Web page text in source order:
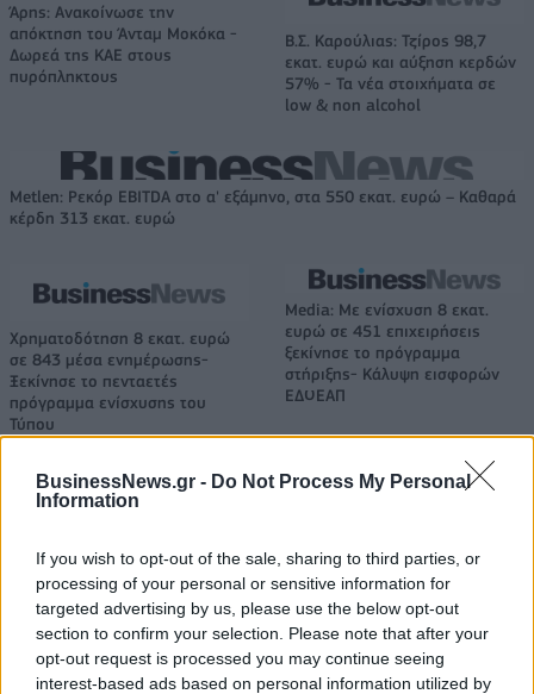
BusinessNews.gr - Do Not Process My Personal
Information
If you wish to opt-out of the sale, sharing to third parties, or
processing of your personal or sensitive information for
targeted advertising by us, please use the below opt-out
section to confirm your selection. Please note that after your
opt-out request is processed you may continue seeing
interest-based ads based on personal information utilized by
Άρης: Ανακοίνωσε την
απόκτηση του Άνταμ Μοκόκα -
Δωρεά της ΚΑΕ στους
πυρόπληκτους
Β.Σ. Καρούλιας: Τζίρος 98,7
εκατ. ευρώ και αύξηση κερδών
57% - Τα νέα στοιχήματα σε
low & non alcohol
Metlen: Ρεκόρ EBITDA στο α' εξάμηνο, στα 550 εκατ. ευρώ – Καθαρά
κέρδη 313 εκατ. ευρώ
Χρηματοδότηση 8 εκατ. ευρώ
σε 843 μέσα ενημέρωσης-
Ξεκίνησε το πενταετές
πρόγραμμα ενίσχυσης του
Τύπου
Media: Με ενίσχυση 8 εκατ.
ευρώ σε 451 επιχειρήσεις
ξεκίνησε το πρόγραμμα
στήριξης- Κάλυψη εισφορών
ΕΔΟΕΑΠ
Νέο Audi A2 e-tron με στόχο
την κορυφή της
αποδοτικότητας
Η Chery επενδύει 75 εκατ.
δολάρια στην KG Mobility